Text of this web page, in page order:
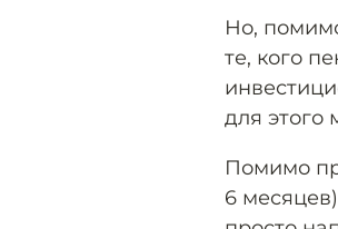
Но,
те, кого
для этого
Помимо
6